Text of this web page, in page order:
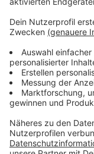
Josef-
2. Mai:
Strecke zum
19. Mai:Der
Verspätung
31. Mai:
Seestern.
Juni
15. Juni: